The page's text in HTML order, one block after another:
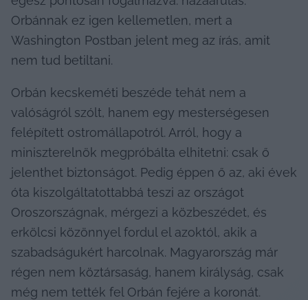
Orbánnak ez igen kellemetlen, mert a
Washington Postban jelent meg az írás, amit
nem tud betiltani.
Orbán kecskeméti beszéde tehát nem a
valóságról szólt, hanem egy mesterségesen
felépített ostromállapotról. Arról, hogy a
miniszterelnök megpróbálta elhitetni: csak ő
jelenthet biztonságot. Pedig éppen ő az, aki évek
óta kiszolgáltatottabbá teszi az országot
Oroszországnak, mérgezi a közbeszédet, és
erkölcsi közönnyel fordul el azoktól, akik a
szabadságukért harcolnak. Magyarország már
régen nem köztársaság, hanem királyság, csak
még nem tették fel Orbán fejére a koronát.